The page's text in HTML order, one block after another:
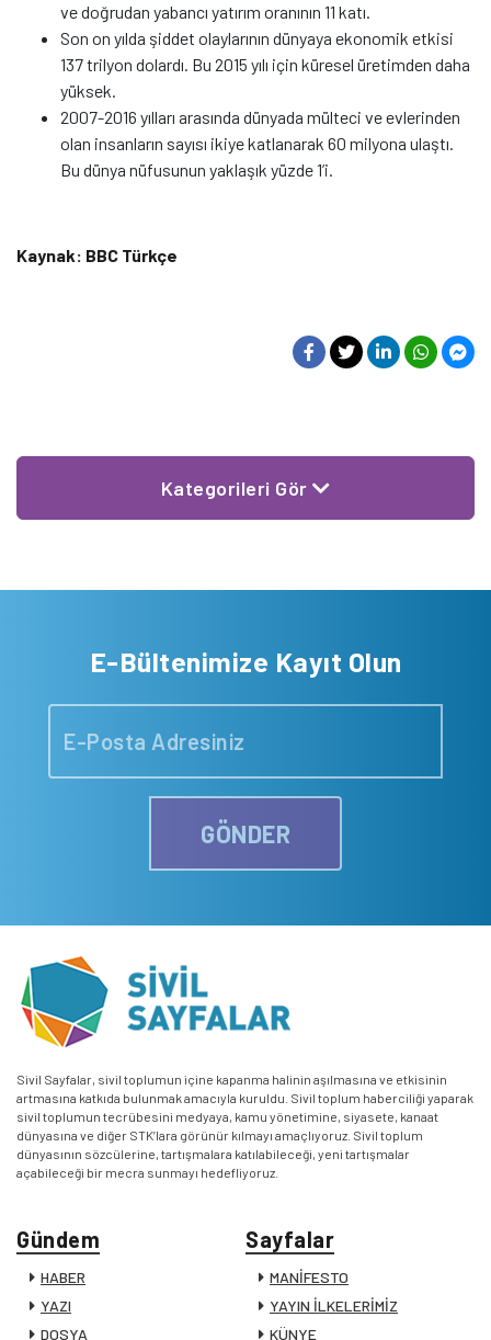
ve doğrudan yabancı yatırım oranının 11 katı.
Son on yılda şiddet olaylarının dünyaya ekonomik etkisi
137 trilyon dolardı. Bu 2015 yılı için küresel üretimden daha
yüksek.
2007-2016 yılları arasında dünyada mülteci ve evlerinden
olan insanların sayısı ikiye katlanarak 60 milyona ulaştı.
Bu dünya nüfusunun yaklaşık yüzde 1’i.
Kaynak: BBC Türkçe
Kategorileri Gör
E-Bültenimize Kayıt Olun
GÖNDER
Sivil Sayfalar, sivil toplumun içine kapanma halinin aşılmasına ve etkisinin
artmasına katkıda bulunmak amacıyla kuruldu. Sivil toplum haberciliği yaparak
sivil toplumun tecrübesini medyaya, kamu yönetimine, siyasete, kanaat
dünyasına ve diğer STK’lara görünür kılmayı amaçlıyoruz. Sivil toplum
dünyasının sözcülerine, tartışmalara katılabileceği, yeni tartışmalar
açabileceği bir mecra sunmayı hedefliyoruz.
Gündem
HABER
YAZI
DOSYA
Sayfalar
MANİFESTO
YAYIN İLKELERİMİZ
KÜNYE